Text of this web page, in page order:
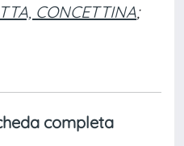
CONCETTINA;
completa